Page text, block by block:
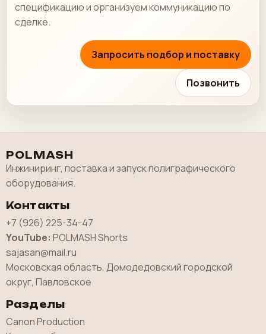
спецификацию и организуем коммуникацию по
сделке.
Запросить подбор и поставку
Позвонить
POLMASH
Инжиниринг, поставка и запуск полиграфического
оборудования.
Контакты
+7 (926) 225-34-47
YouTube: POLMASH Shorts
sajasan@mail.ru
Московская область, Домодедовский городской
округ, Павловское
Разделы
Canon Production